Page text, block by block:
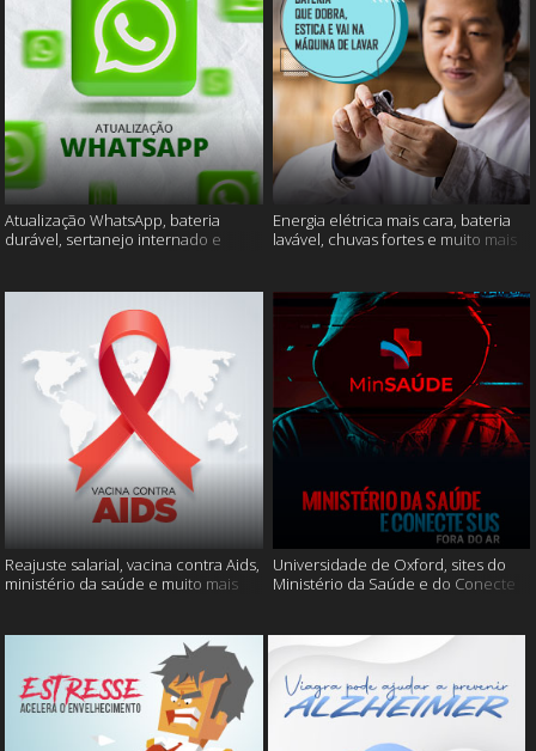
Atualização WhatsApp, bateria
durável, sertanejo internado e
Energia elétrica mais cara, bateria
lavável, chuvas fortes e muito mais
Reajuste salarial, vacina contra Aids,
ministério da saúde e muito mais
Universidade de Oxford, sites do
Ministério da Saúde e do Conecte